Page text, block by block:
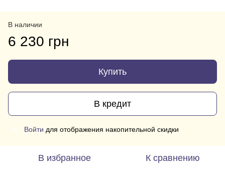
В наличии
6 230 грн
Купить
В кредит
Войти для отображения накопительной скидки
В избранное К сравнению